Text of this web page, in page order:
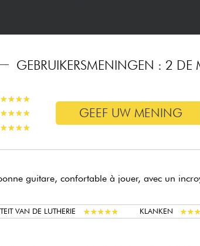
GEBRUIKERSMENINGEN : 2 DE
★★★★
★★★★
★★★★
★★★★
★★★★
★★★★
GEEF UW MENING
guitare, confortable à jouer, avec un
VAN DE LUTHERIE ★★★★★
★★★★★ KLANKEN ★★★
★★★